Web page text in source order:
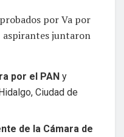
por Va por
aspirantes juntaron
por el PANy
Ciudad de
de la Cámara de